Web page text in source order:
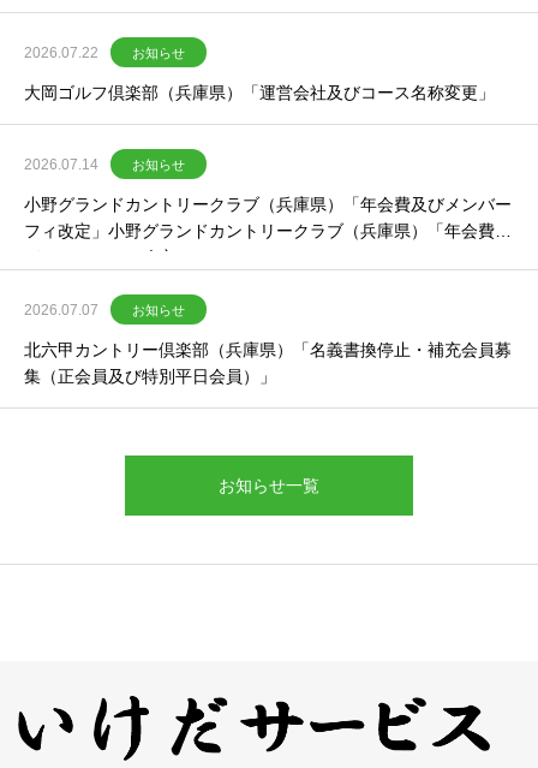
2026.07.22 お知らせ
大岡ゴルフ倶楽部（兵庫県）「運営会社及びコース名称変更」
2026.07.14 お知らせ
小野グランドカントリークラブ（兵庫県）「年会費及びメンバー
フィ改定」小野グランドカントリークラブ（兵庫県）「年会費及
びメンバーフィ改定」
2026.07.07 お知らせ
北六甲カントリー倶楽部（兵庫県）「名義書換停止・補充会員募
集（正会員及び特別平日会員）」
お知らせ一覧